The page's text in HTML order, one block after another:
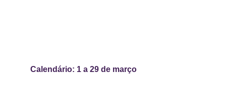
Calendário: 1 a 29 de março